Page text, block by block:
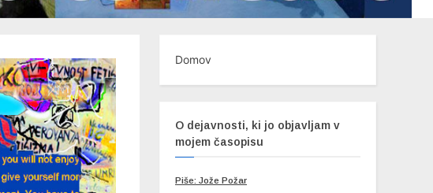
Domov
O dejavnosti, ki jo objavljam v
mojem časopisu
Piše: Jože Požar